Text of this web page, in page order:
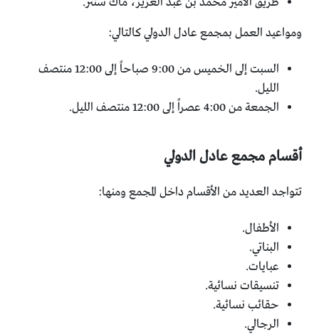
ومواعيد العمل بمجمع عادل الدولي كالتالي:
السبت إلى الخميس من 9:00 صباحاً إلى 12:00 منتصف
الليل.
الجمعة من 4:00 عصراً إلى 12:00 منتصف الليل.
أقسام مجمع عادل الدولي
تتواجد العديد من الأقسام داخل المجمع ومنها:
الأطفال.
البناتي.
عبايات.
تنسيقات نسائية.
حقائب نسائية.
الرجالي.